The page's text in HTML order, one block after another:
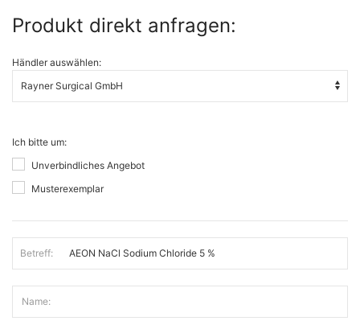
Produkt direkt anfragen:
Händler auswählen:
Ich bitte um:
Unverbindliches Angebot
Musterexemplar
Betreff:
Name: